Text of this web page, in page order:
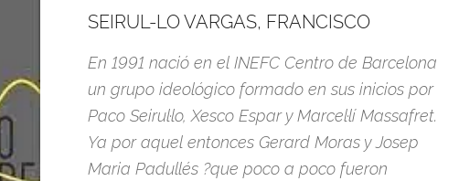
SEIRUL-LO VARGAS, FRANCISCO
En 1991 nació en el INEFC Centro de Barcelona
un grupo ideológico formado en sus inicios por
Paco Seirul·lo, Xesco Espar y Marcel·lí Massafret.
Ya por aquel entonces Gerard Moras y Josep
Maria Padullés ?que poco a poco fueron